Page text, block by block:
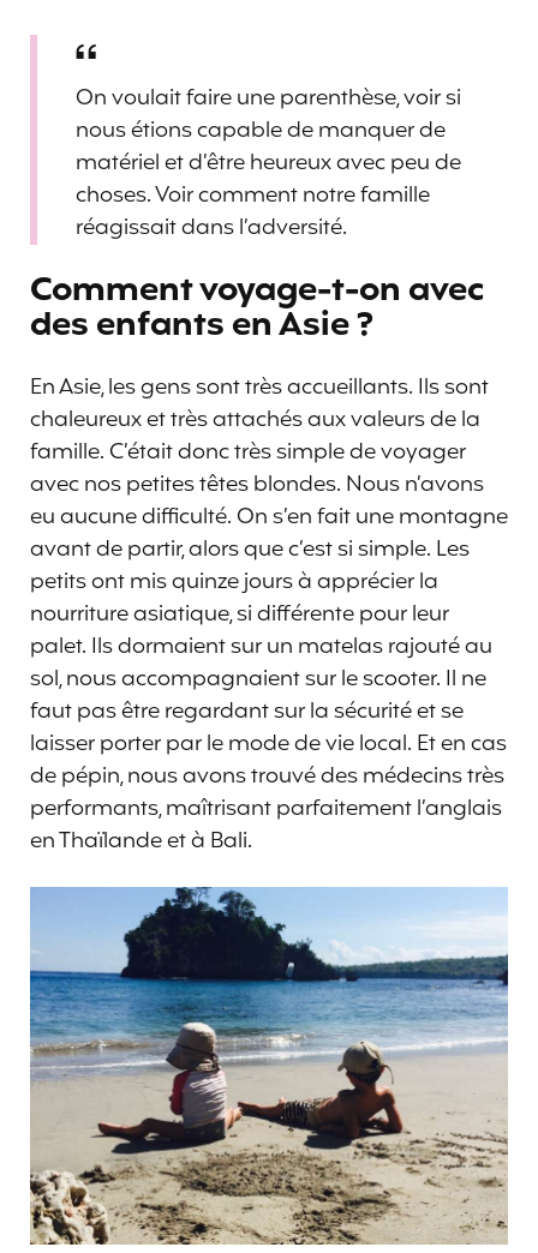
On voulait faire une parenthèse, voir si
nous étions capable de manquer de
matériel et d’être heureux avec peu de
choses. Voir comment notre famille
réagissait dans l’adversité.
Comment voyage-t-on avec
des enfants en Asie ?
En Asie, les gens sont très accueillants. Ils sont
chaleureux et très attachés aux valeurs de la
famille. C’était donc très simple de voyager
avec nos petites têtes blondes. Nous n’avons
eu aucune difficulté. On s’en fait une montagne
avant de partir, alors que c’est si simple. Les
petits ont mis quinze jours à apprécier la
nourriture asiatique, si différente pour leur
palet. Ils dormaient sur un matelas rajouté au
sol, nous accompagnaient sur le scooter. Il ne
faut pas être regardant sur la sécurité et se
laisser porter par le mode de vie local. Et en cas
de pépin, nous avons trouvé des médecins très
performants, maîtrisant parfaitement l’anglais
en Thaïlande et à Bali.